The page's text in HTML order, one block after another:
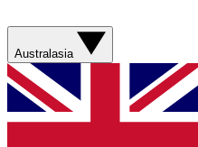
Australasia